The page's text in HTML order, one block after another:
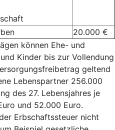
20.000 €
können Ehe- und
Kinder bis zur Vollendung
geltend
Lebenspartner 256.000
des 27. Lebensjahres je
und 52.000 Euro.
Erbschaftssteuer nicht